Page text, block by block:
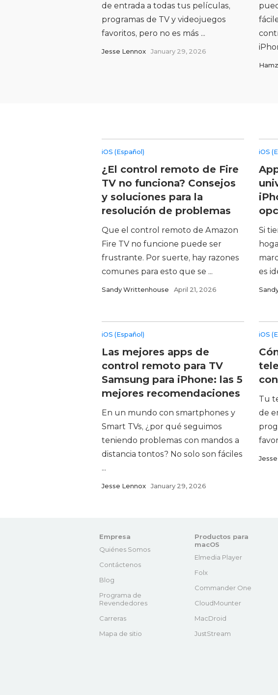
de entrada a todas tus películas,
programas de TV y videojuegos
favoritos, pero no es más ...
Jesse Lennox January 29, 2026
iOS (Español)
¿El control remoto de Fire
TV no funciona? Consejos
y soluciones para la
resolución de problemas
Que el control remoto de Amazon
Fire TV no funcione puede ser
frustrante. Por suerte, hay razones
comunes para esto que se ...
Sandy Writtenhouse April 21, 2026
iOS
Si
es
iOS (Español)
Las mejores apps de
control remoto para TV
Samsung para iPhone: las 5
mejores recomendaciones
En un mundo con smartphones y
Smart TVs, ¿por qué seguimos
teniendo problemas con mandos a
distancia tontos? No solo son fáciles
...
Jesse Lennox January 29, 2026
iOS
Tu
de
Empresa
Quiénes Somos
Contáctenos
Blog
Programa de
Revendedores
Carreras
Mapa de sitio
Productos para
macOS
Elmedia Player
Folx
Commander One
CloudMounter
MacDroid
JustStream